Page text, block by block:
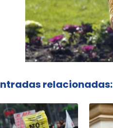
relacionadas: